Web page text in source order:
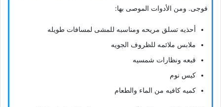
فوجی. ومن الأدوات الموصى بها:
أحذیه تسلق مریحه ومناسبه للمشی لمسافات طویله
ملابس ملائمه للظروف الجویه
قبعه ونظارات شمسیه
کیس نوم
کمیه کافیه من الماء والطعام